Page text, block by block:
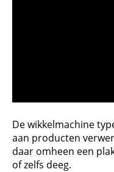
De wikkelmachine
aan producten
daar omheen een
of zelfs deeg.